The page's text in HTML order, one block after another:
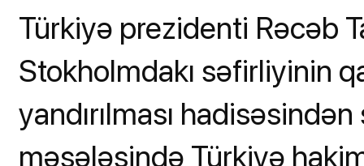
Türkiyə prezidenti Rəcəb
Stokholmdakı səfirliyinin
yandırılması
məsələsində Türkiyə